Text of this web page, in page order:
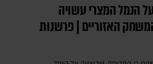
הנמל המצרי עשויה
האזוריים | פרשנות